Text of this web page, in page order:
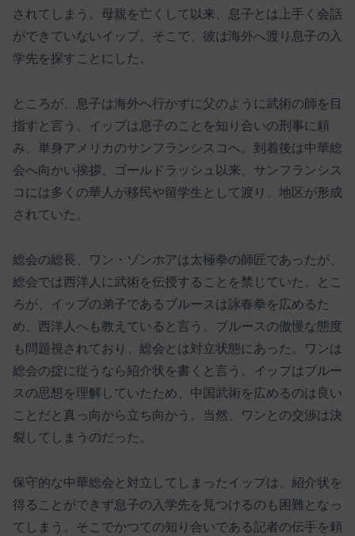
されてしまう。母親を亡くして以来、息子とは上手く会話
ができていないイップ。そこで、彼は海外へ渡り息子の入
学先を探すことにした。
ところが、息子は海外へ行かずに父のように武術の師を目
指すと言う。イップは息子のことを知り合いの刑事に頼
み、単身アメリカのサンフランシスコへ。到着後は中華総
会へ向かい挨拶。ゴールドラッシュ以来、サンフランシス
コには多くの華人が移民や留学生として渡り、地区が形成
されていた。
総会の総長、ワン・ゾンホアは太極拳の師匠であったが、
総会では西洋人に武術を伝授することを禁じていた。とこ
ろが、イップの弟子であるブルースは詠春拳を広めるた
め、西洋人へも教えていると言う。ブルースの傲慢な態度
も問題視されており、総会とは対立状態にあった。ワンは
総会の掟に従うなら紹介状を書くと言う。イップはブルー
スの思想を理解していたため、中国武術を広めるのは良い
ことだと真っ向から立ち向かう。当然、ワンとの交渉は決
裂してしまうのだった。
保守的な中華総会と対立してしまったイップは、紹介状を
得ることができず息子の入学先を見つけるのも困難となっ
てしまう。そこでかつての知り合いである記者の伝手を頼